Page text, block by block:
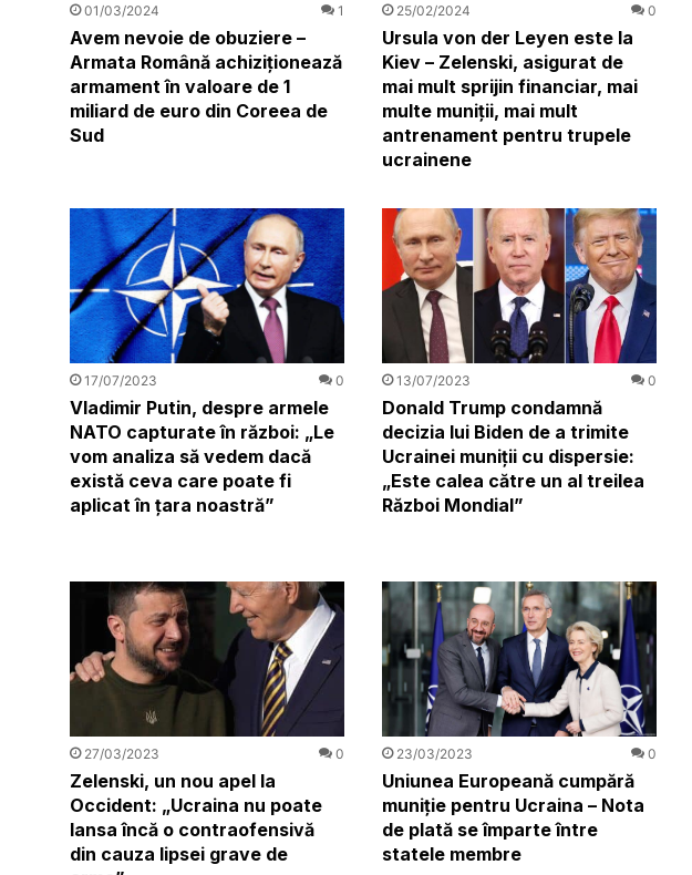
01/03/2024 1
Avem nevoie de obuziere –
Armata Română achiziționează
armament în valoare de 1
miliard de euro din Coreea de
Sud
25/02/2024 0
Ursula von der Leyen este la
Kiev – Zelenski, asigurat de
mai mult sprijin financiar, mai
multe muniţii, mai mult
antrenament pentru trupele
ucrainene
17/07/2023 0
Vladimir Putin, despre armele
NATO capturate în război: „Le
vom analiza să vedem dacă
există ceva care poate fi
aplicat în ţara noastră”
13/07/2023 0
Donald Trump condamnă
decizia lui Biden de a trimite
Ucrainei muniţii cu dispersie:
„Este calea către un al treilea
Război Mondial”
27/03/2023 0
Zelenski, un nou apel la
Occident: „Ucraina nu poate
lansa încă o contraofensivă
din cauza lipsei grave de
23/03/2023 0
Uniunea Europeană cumpără
muniție pentru Ucraina – Nota
de plată se împarte între
statele membre